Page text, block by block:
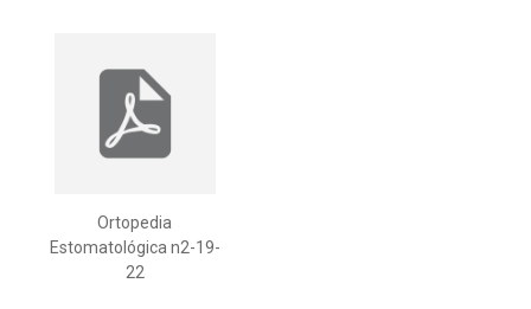
Ortopedia
Estomatológica n2-19-
22